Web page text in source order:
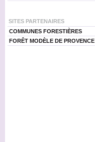
SITES PARTENAIRES
COMMUNES FORESTIÈRES
FORÊT MODÈLE DE PROVENCE